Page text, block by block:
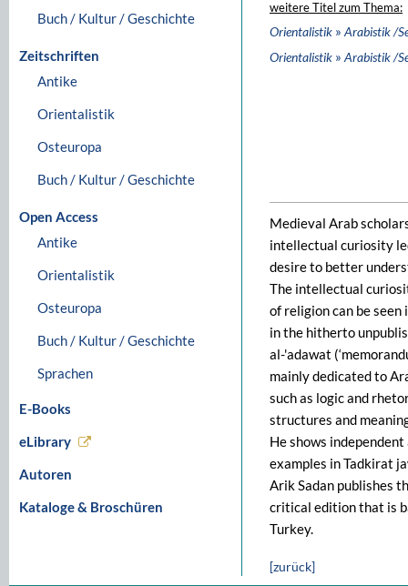
Buch / Kultur / Geschichte
Zeitschriften
Antike
Orientalistik
Osteuropa
Buch / Kultur / Geschichte
Open Access
Antike
Orientalistik
Osteuropa
Buch / Kultur / Geschichte
Sprachen
E-Books
eLibrary
Autoren
Kataloge & Broschüren
weitere Titel zum Thema:
Orientalistik » Arabistik /
Orientalistik » Arabistik /
Medieval Arab
intellectual curiosity
desire to better
The intellectual
of religion can be
in the hitherto
al-'adawat
mainly dedicated to
such as logic and
structures and
He shows
examples in Tadkirat
Arik Sadan publishes
critical edition that is
Turkey.
[zurück]